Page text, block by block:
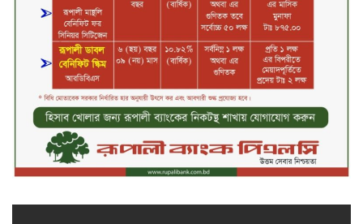
শীর্ষে সেন্ট্রাল ইন্সুরেন্স